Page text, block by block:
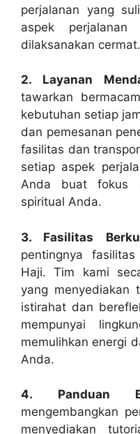
perjalanan yang
aspek
dilaksanakan cermat.
2. Layanan
tawarkan
kebutuhan setiap
dan pemesanan
fasilitas dan
setiap aspek
Anda buat fokus
spiritual Anda.
3. Fasilitas
pentingnya
Haji. Tim kami
yang menyediakan
istirahat dan
mempunyai
memulihkan energi
Anda.
4. Panduan
mengembangkan
menyediakan